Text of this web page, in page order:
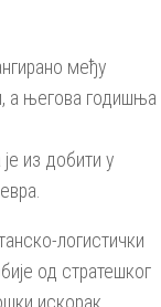
међу
а његова годишња
из добити у
логистички
од стратешког